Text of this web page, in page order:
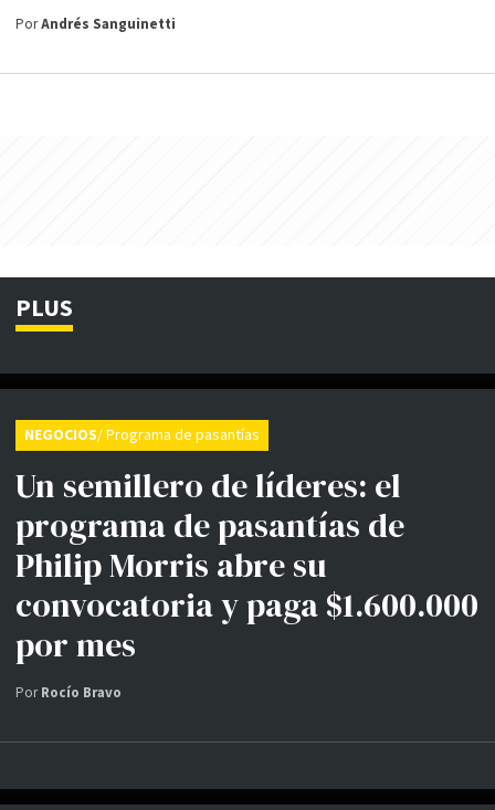
PorAndrés Sanguinetti
PLUS
Un semillero de líderes: el
programa de pasantías de
Philip Morris abre su
convocatoria y paga $1.600.000
por mes
NEGOCIOS/ Programa de pasantías
PorRocío Bravo